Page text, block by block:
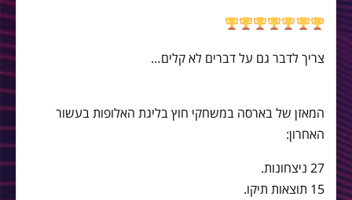
צריך לדבר גם על דברים לא קלים…
המאזן של בארסה במשחקי חוץ בליגת האלופות בעשור
האחרון:
27 ניצחונות.
15 תוצאות תיקו.